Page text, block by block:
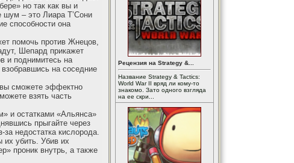
но так как вы и
шум – это Лиара Т’Сони
способности она
помочь против Жнецов,
Шепард прикажет
и поднимитесь на
на соседние
вы сможете эффектно
взять часть
и остатками «Альянса»
прыгайте через
недостатка кислорода.
их убить. Убив их
проник внутрь, а также
Рецензия на Strategy &...
Название Strategy & Tactics:
World War II вряд ли кому-то
знакомо. Зато одного взгляда
на ее скри...